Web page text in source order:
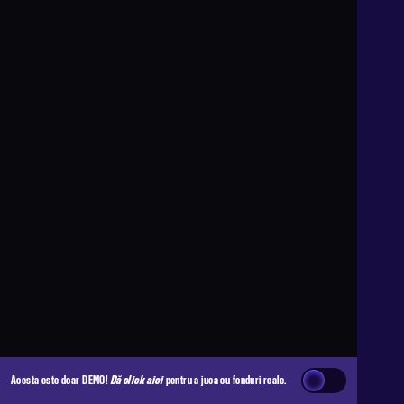
Acesta este doar DEMO!Dă click aicipentru a juca cu fonduri reale.